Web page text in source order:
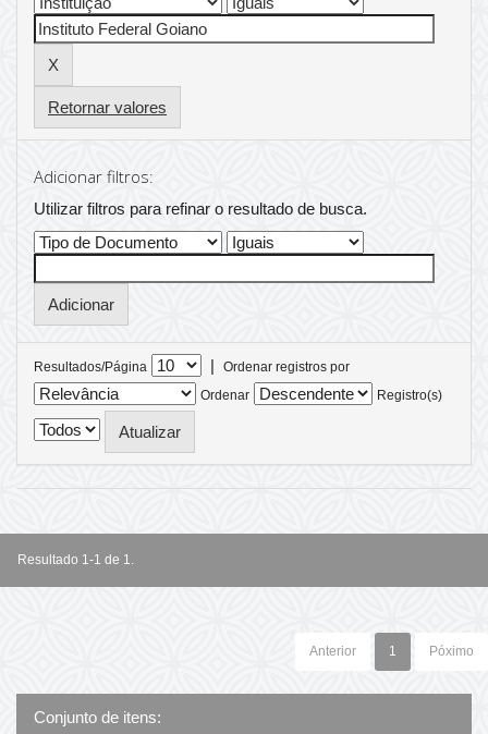
Retornar valores
Adicionar filtros:
Utilizar filtros para refinar o resultado de busca.
Resultados/Página |
Ordenar registros por
Ordenar
Registro(s)
Resultado 1-1 de 1.
Anterior 1 Póximo
Conjunto de itens: